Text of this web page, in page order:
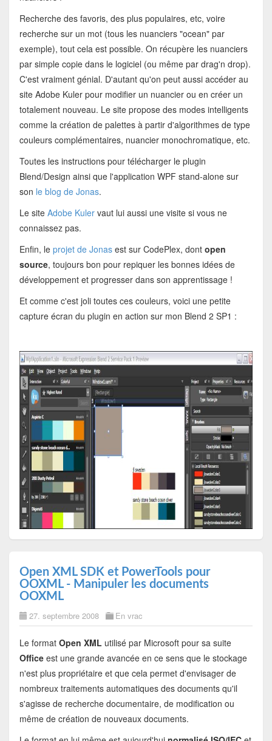
Recherche des favoris, des plus populaires, etc, voire
recherche sur un mot (tous les nuanciers "ocean" par
exemple), tout cela est possible. On récupère les nuanciers
par simple copie dans le logiciel (ou même par drag'n drop).
C'est vraiment génial. D'autant qu'on peut aussi accéder au
site Adobe Kuler pour modifier un nuancier ou en créer un
totalement nouveau. Le site propose des modes intelligents
comme la création de palettes à partir d'algorithmes de type
couleurs complémentaires, nuancier monochromatique, etc.
Toutes les instructions pour télécharger le plugin
Blend/Design ainsi que l'application WPF stand-alone sur
son le blog de Jonas.
Le site Adobe Kulervaut lui aussi une visite si vous ne
connaissez pas.
Enfin, le projet de Jonasest sur CodePlex, dont open
source, toujours bon pour repiquer les bonnes idées de
développement et progresser dans son apprentissage !
Et comme c'est joli toutes ces couleurs, voici une petite
capture écran du plugin en action sur mon Blend 2 SP1 :
Open XML SDK et PowerTools pour
OOXML - Manipuler les documents
OOXML
27. septembre 2008 En vrac
Le format Open XML utilisé par Microsoft pour sa suite
Officeest une grande avancée en ce sens que le stockage
n'est plus propriétaire et que cela permet d'envisager de
nombreux traitements automatiques des documents qu'il
s'agisse de recherche documentaire, de modification ou
même de création de nouveaux documents.